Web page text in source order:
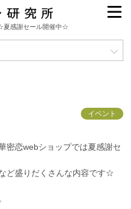
夏感謝セール開催中☆
イベント
密恋webショップでは夏感謝セ
ど盛りだくさんな内容です☆